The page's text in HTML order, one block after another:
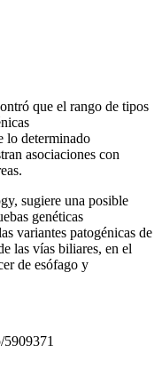
que el rango de tipos
lo determinado
asociaciones con
sugiere una posible
genéticas
variantes patogénicas de
las vías biliares, en el
de esófago y
5909371